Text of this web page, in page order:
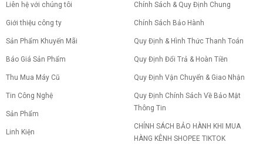
Liên hệ với chúng tôi
Giới thiệu công ty
Sản Phẩm Khuyến Mãi
Báo Giá Sản Phẩm
Thu Mua Máy Cũ
Tin Công Nghệ
Sản Phẩm
Linh Kiện
Chính Sách & Quy Định Chung
Chính Sách Bảo Hành
Quy Định & Hình Thức Thanh Toán
Quy Định Đổi Trả & Hoàn Tiền
Quy Định Vận Chuyển & Giao Nhận
Quy Định Chính Sách Về Bảo Mật
Thông Tin
CHÍNH SÁCH BẢO HÀNH KHI MUA
HÀNG KÊNH SHOPEE TIKTOK